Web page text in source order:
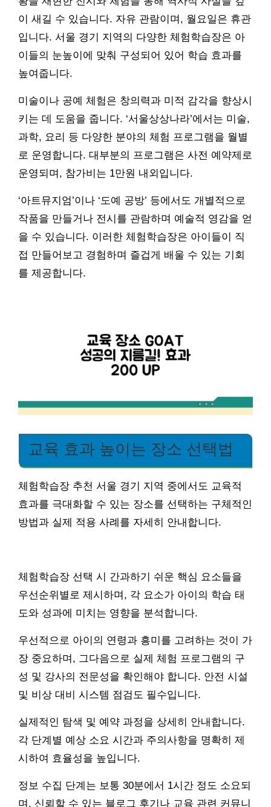
이 새길 수 있습니다. 자유 관람이며, 월요일은 휴관
입니다. 서울 경기 지역의 다양한 체험학습장은 아
이들의 눈높이에 맞춰 구성되어 있어 학습 효과를
높여줍니다.
미술이나 공예 체험은 창의력과 미적 감각을 향상시
키는 데 도움을 줍니다. ‘서울상상나라’에서는 미술,
과학, 요리 등 다양한 분야의 체험 프로그램을 월별
로 운영합니다. 대부분의 프로그램은 사전 예약제로
운영되며, 참가비는 1만원 내외입니다.
‘아트뮤지엄’이나 ‘도예 공방’ 등에서도 개별적으로
작품을 만들거나 전시를 관람하며 예술적 영감을 얻
을 수 있습니다. 이러한 체험학습장은 아이들이 직
접 만들어보고 경험하며 즐겁게 배울 수 있는 기회
를 제공합니다.
교육 효과 높이는 장소 선택법
체험학습장 추천 서울 경기 지역 중에서도 교육적
효과를 극대화할 수 있는 장소를 선택하는 구체적인
방법과 실제 적용 사례를 자세히 안내합니다.
체험학습장 선택 시 간과하기 쉬운 핵심 요소들을
우선순위별로 제시하며, 각 요소가 아이의 학습 태
도와 성과에 미치는 영향을 분석합니다.
우선적으로 아이의 연령과 흥미를 고려하는 것이 가
장 중요하며, 그다음으로 실제 체험 프로그램의 구
성 및 강사의 전문성을 확인해야 합니다. 안전 시설
및 비상 대비 시스템 점검도 필수입니다.
실제적인 탐색 및 예약 과정을 상세히 안내합니다.
각 단계별 예상 소요 시간과 주의사항을 명확히 제
시하여 효율성을 높입니다.
정보 수집 단계는 보통 30분에서 1시간 정도 소요되
며, 신뢰할 수 있는 블로그 후기나 교육 관련 커뮤니